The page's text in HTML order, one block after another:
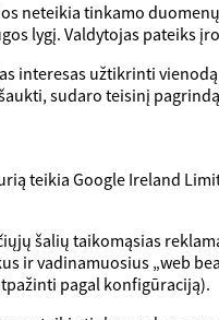
neteikia tinkamo
lygį. Valdytojas pateiks
interesas užtikrinti
sudaro teisinį
teikia Google Ireland
šalių taikomąsias
ir vadinamuosius „web
pagal konfigūraciją).